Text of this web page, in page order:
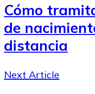
Cómo
de
distancia
Next Article